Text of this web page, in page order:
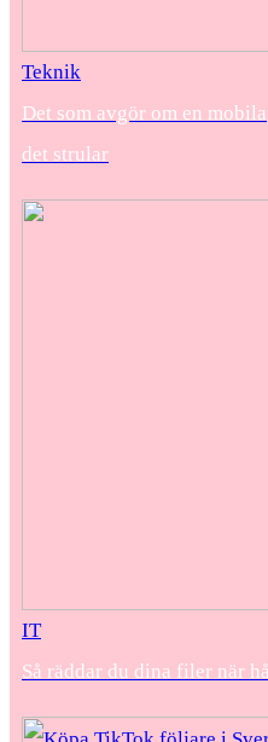
Teknik
Det som avgör om en
det strular
IT
Så räddar du dina filer när